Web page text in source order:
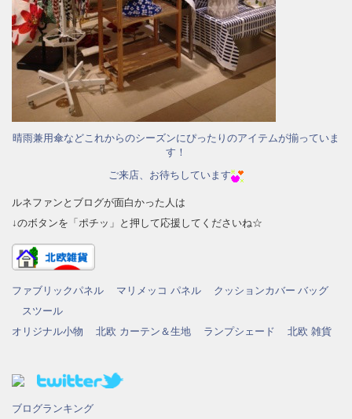
晴雨兼用傘などこれからのシーズンにぴったりのアイテムが揃っていま
す！
ご来店、お待ちしています
ルネファンとブログが面白かった人は
↓のボタンを「ポチッ」と押して応援してくださいね☆
ファブリックパネル マリメッコ パネル クッションカバー バッグ
スツール
オリジナル小物
北欧 カーテン＆生地 ランプシェード 北欧 雑貨
ブログランキング